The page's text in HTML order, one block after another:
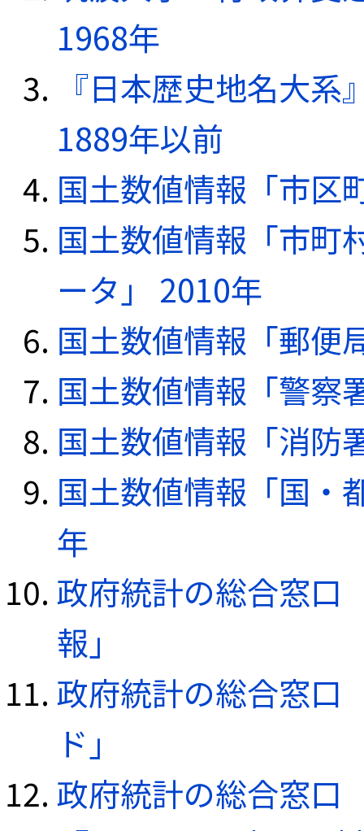
1968年
『日本歴史地名大
1889年以前
国土数値情報「市区
国土数値情報「市町
ータ」 2010年
国土数値情報「郵便
国土数値情報「警察
国土数値情報「消防
国土数値情報「国・
年
政府統計の総合窓口
報」
政府統計の総合窓口
ド」
政府統計の総合窓口